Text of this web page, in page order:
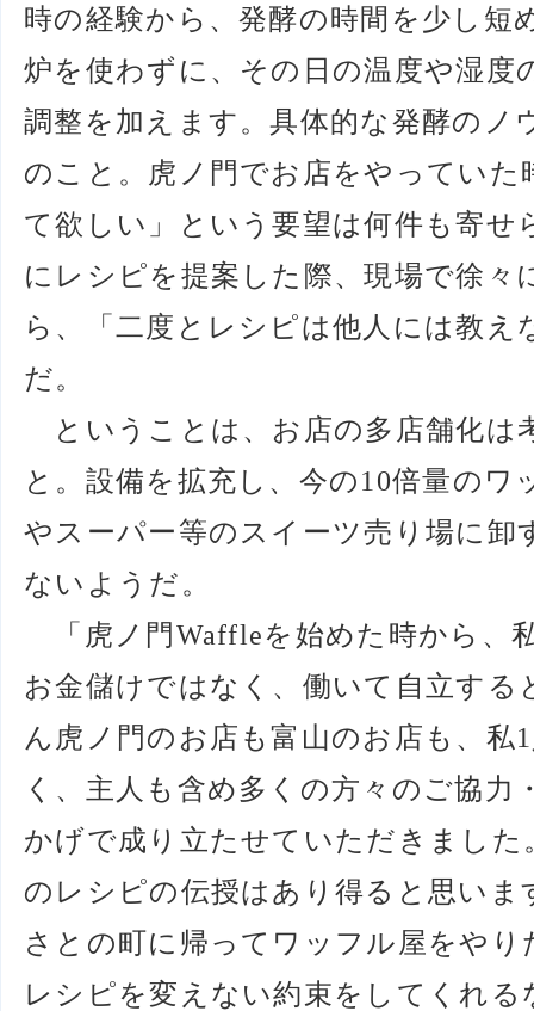
時の経験から、発酵の時間を少し短
炉を使わずに、その日の温度や湿度
調整を加えます。具体的な発酵のノ
のこと。虎ノ門でお店をやってい
て欲しい」という要望は何件も寄せ
にレシピを提案した際、現場で徐々
ら、「二度とレシピは他人には教
だ。
ということは、お店の多店舗化は
と。設備を拡充し、今の10倍量の
やスーパー等のスイーツ売り場に卸
ないようだ。
「虎ノ門Waffleを始めた時から、
お金儲けではなく、働いて自立す
ん虎ノ門のお店も富山のお店も、私
く、主人も含め多くの方々のご協力
かげで成り立たせていただきまし
のレシピの伝授はあり得ると思いま
さとの町に帰ってワッフル屋をや
レシピを変えない約束をしてくれ